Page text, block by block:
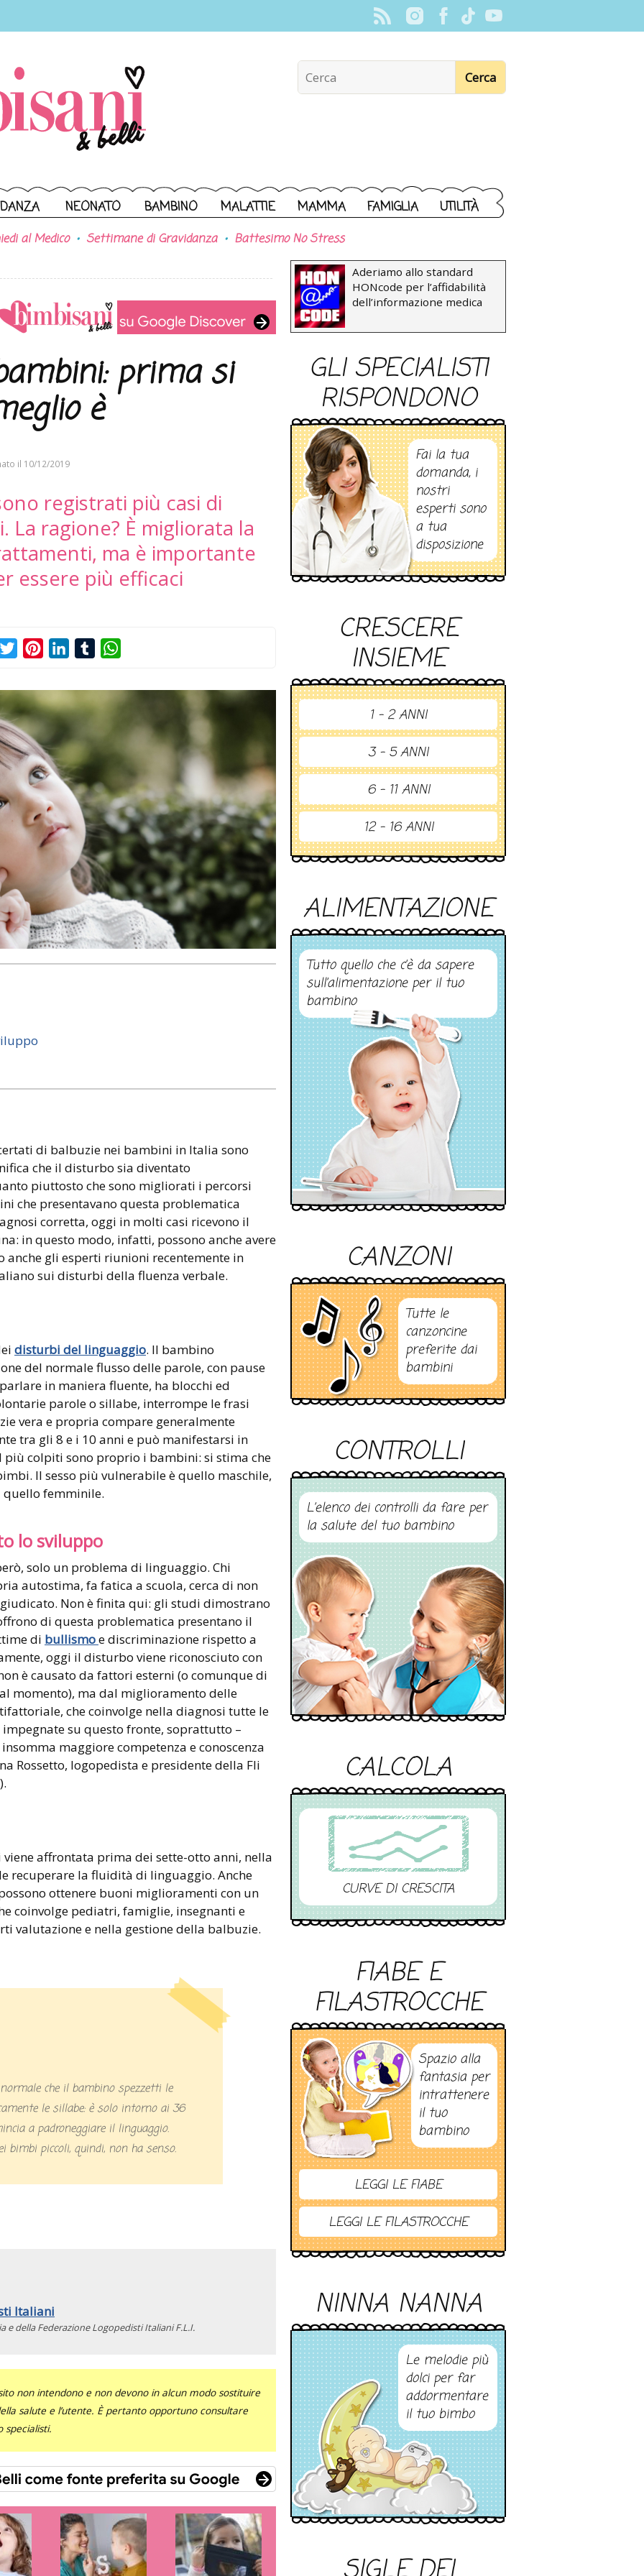
NEONATO BAMBINO MALATTIE MAMMA FAMIGLIA UTILITÀ
al Medico Settimane di Gravidanza Battesimo No Stress
prima si
è
il 10/12/2019
registrati più casi di
La ragione? È migliorata la
ma è importante
essere più efficaci
TwitterPinterestLinkedInTumblr
di balbuzie nei bambini in Italia sono
che il disturbo sia diventato
piuttosto che sono migliorati i percorsi
che presentavano questa problematica
corretta, oggi in molti casi ricevono il
in questo modo, infatti, possono anche avere
anche gli esperti riunioni recentemente in
sui disturbi della fluenza verbale.
disturbi del linguaggio. Il bambino
del normale flusso delle parole, con pause
in maniera fluente, ha blocchi ed
parole o sillabe, interrompe le frasi
vera e propria compare generalmente
tra gli 8 e i 10 anni e può manifestarsi in
colpiti sono proprio i bambini: si stima che
Il sesso più vulnerabile è quello maschile,
femminile.
lo sviluppo
solo un problema di linguaggio. Chi
autostima, fa fatica a scuola, cerca di non
Non è finita qui: gli studi dimostrano
di questa problematica presentano il
di bullismoe discriminazione rispetto a
oggi il disturbo viene riconosciuto con
è causato da fattori esterni (o comunque di
momento), ma dal miglioramento delle
che coinvolge nella diagnosi tutte le
su questo fronte, soprattutto –
maggiore competenza e conoscenza
Rossetto, logopedista e presidente della Fli
).
affrontata prima dei sette-otto anni, nella
recuperare la fluidità di linguaggio. Anche
ottenere buoni miglioramenti con un
coinvolge pediatri, famiglie, insegnanti e
valutazione e nella gestione della balbuzie.
le sillabe: è solo intorno ai 36
a padroneggiare il linguaggio.
bimbi piccoli, quindi, non ha senso.
Italiani
e della Federazione Logopedisti Italiani F.L.I.
non intendono e non devono in alcun modo sostituire
salute e l’utente. È pertanto opportuno consultare
Aderiamo allo standard
HONcode per l’affidabilità
dell’informazione medica
GLI SPECIALISTI
RISPONDONO
Fai la tua
domanda, i
nostri
esperti sono
a tua
disposizione
CRESCERE
INSIEME
1 - 2 ANNI
3 - 5 ANNI
6 - 11 ANNI
12 - 16 ANNI
ALIMENTAZIONE
Tutto quello che c’è da sapere
sull’alimentazione per il tuo
bambino
CANZONI
Tutte le
canzoncine
preferite dai
bambini
CONTROLLI
L’elenco dei controlli da fare per
la salute del tuo bambino
CALCOLA
CURVE DI CRESCITA
FIABE E
FILASTROCCHE
Spazio alla
fantasia per
intrattenere
il tuo
bambino
LEGGI LE FIABE
LEGGI LE FILASTROCCHE
NINNA NANNA
Le melodie più
dolci per far
addormentare
il tuo bimbo